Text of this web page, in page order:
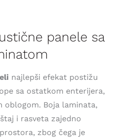
panele sa
najlepši efekat postižu
sa ostatkom enterijera,
oblogom. Boja laminata,
i rasveta zajedno
zbog čega je